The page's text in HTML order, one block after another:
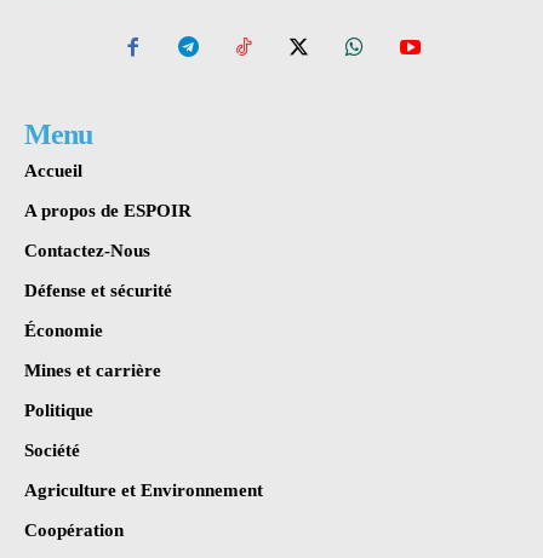
Menu
Accueil
A propos de ESPOIR
Contactez-Nous
Défense et sécurité
Économie
Mines et carrière
Politique
Société
Agriculture et Environnement
Coopération